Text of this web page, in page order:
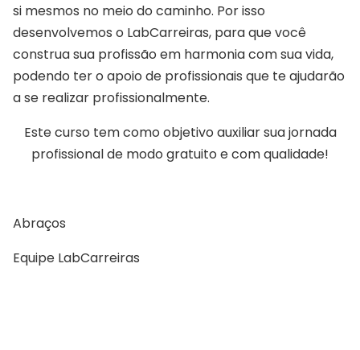
si mesmos no meio do caminho. Por isso
desenvolvemos o LabCarreiras, para que você
construa sua profissão em harmonia com sua vida,
podendo ter o apoio de profissionais que te ajudarão
a se realizar profissionalmente.
Este curso tem como objetivo auxiliar sua jornada
profissional de modo gratuito e com qualidade!
Abraços
Equipe LabCarreiras